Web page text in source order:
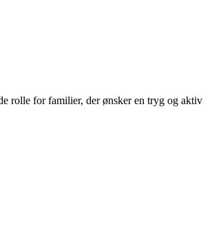
rolle for familier, der ønsker en tryg og aktiv